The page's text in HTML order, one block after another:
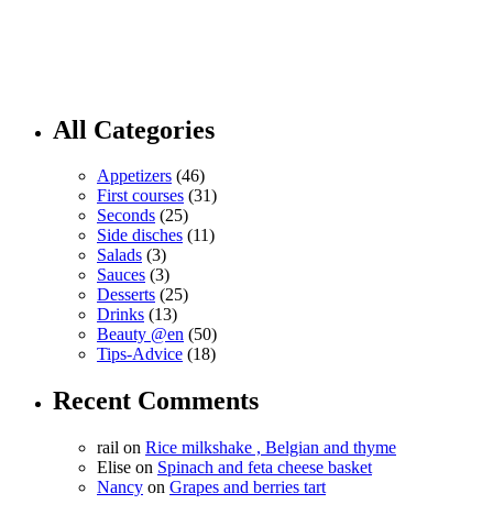
All Categories
Appetizers (46)
First courses (31)
Seconds (25)
Side disches (11)
Salads (3)
Sauces (3)
Desserts (25)
Drinks (13)
Beauty @en (50)
Tips-Advice (18)
Recent Comments
rail on Rice milkshake , Belgian and thyme
Elise on Spinach and feta cheese basket
Nancy on Grapes and berries tart